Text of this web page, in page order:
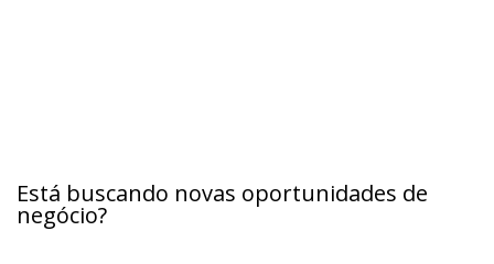
Está buscando novas oportunidades de
negócio?